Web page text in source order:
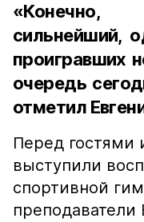
сильнейший,
проигравших
очередь
отметил
Перед гостями
выступили
спортивной
преподаватели